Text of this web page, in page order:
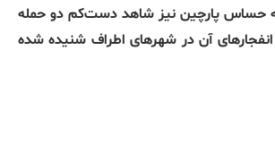
حساس پارچین نیز شاهد دست‌کم دو حمله
انفجارهای آن در شهرهای اطراف شنیده شده